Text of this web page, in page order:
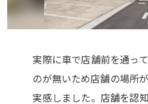
実際に車で店舗前を通っ
のが無いため店舗の場所
実感しました。店舗を認